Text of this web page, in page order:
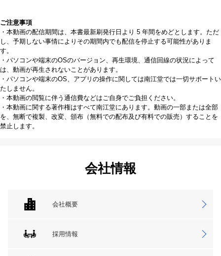
ご注意事項
・本動画の配信期間は、本書最新刷発行日より 5 年間をめどとします。ただ
し、予期しない事情によりその期間内でも配信を停止する可能性がありま
す。
・パソコンや端末のOSのバージョン、再生環境、通信回線の状況によって
は、動画が再生されないことがあります。
・パソコンや端末のOS、アプリの操作に関しては南江堂では一切サポートい
たしません。
・本動画の閲覧に伴う通信費などはご自身でご負担ください。
・本動画に関する著作権はすべて南江堂にあります。動画の一部または全部
を、無断で複製、改変、頒布（無料での配布及び有料での販売）することを
禁止します。
会社情報
会社概要
採用情報